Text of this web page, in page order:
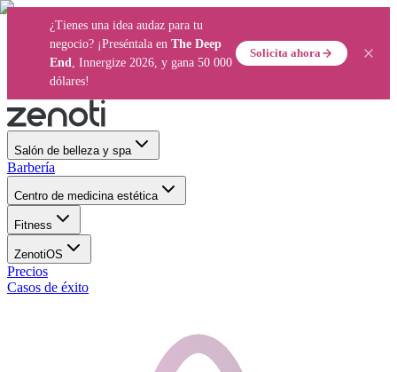
¿Tienes una idea audaz para tu
negocio? ¡Preséntala en The Deep
End, Innergize 2026, y gana 50 000
dólares!
Solicita ahora
Salón de belleza y spa
Barbería
Centro de medicina estética
Fitness
ZenotiOS
Precios
Casos de éxito